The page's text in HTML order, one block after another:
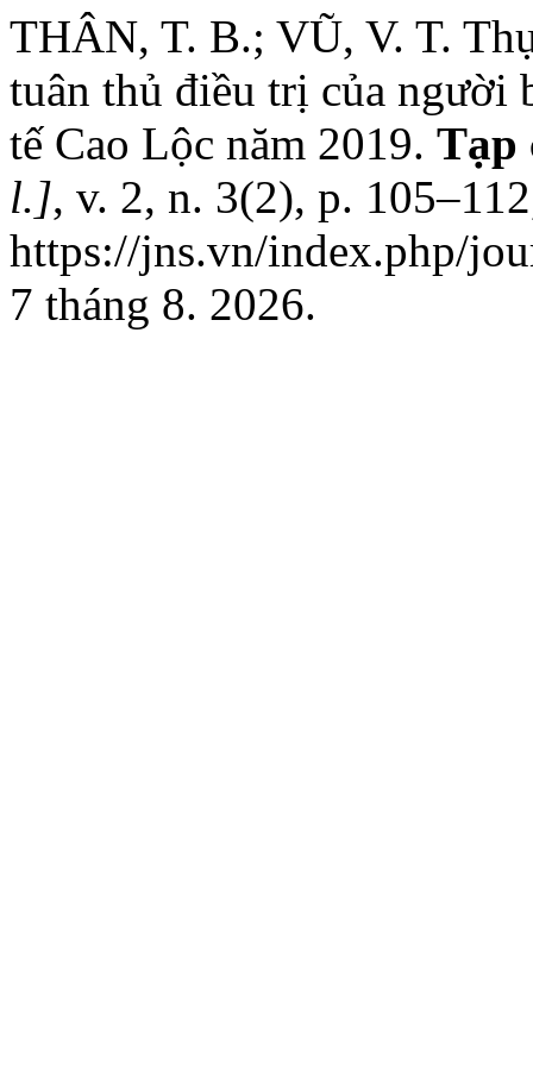
THÂN, T. B.; VŨ, V. T.
tuân thủ điều trị của người
tế Cao Lộc năm 2019. Tạp
l.], v. 2, n. 3(2), p.
https://jns.vn/index.php/
7 tháng 8. 2026.